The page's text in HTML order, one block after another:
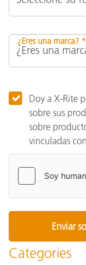
¿Eres una marca? *
Doy a X-Rite
sobre sus
sobre
vinculadas
Categories